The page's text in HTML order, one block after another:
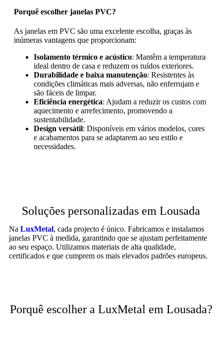
Porquê escolher janelas PVC?
As janelas em PVC são uma excelente escolha, graças às
inúmeras vantagens que proporcionam:
Isolamento térmico e acústico: Mantêm a temperatura
ideal dentro de casa e reduzem os ruídos exteriores.
Durabilidade e baixa manutenção: Resistentes às
condições climáticas mais adversas, não enferrujam e
são fáceis de limpar.
Eficiência energética: Ajudam a reduzir os custos com
aquecimento e arrefecimento, promovendo a
sustentabilidade.
Design versátil: Disponíveis em vários modelos, cores
e acabamentos para se adaptarem ao seu estilo e
necessidades.
Soluções personalizadas em Lousada
Na LuxMetal, cada projecto é único. Fabricamos e instalamos
janelas PVC à medida, garantindo que se ajustam perfeitamente
ao seu espaço. Utilizamos materiais de alta qualidade,
certificados e que cumprem os mais elevados padrões europeus.
Porquê escolher a LuxMetal em Lousada?